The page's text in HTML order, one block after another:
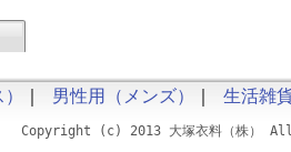
｜ 男性用（メンズ） ｜ 生活雑
Copyright (c) 2013 大塚衣料（株）